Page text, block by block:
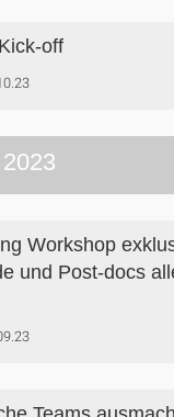
off
Workshop
und Post-docs